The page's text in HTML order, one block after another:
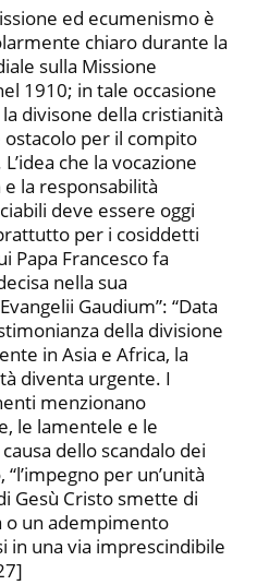
ed ecumenismo è
chiaro durante la
sulla Missione
1910; in tale occasione
divisone della cristianità
per il compito
che la vocazione
la responsabilità
deve essere oggi
per i cosiddetti
Papa Francesco fa
nella sua
Gaudium”: “Data
della divisione
in Asia e Africa, la
diventa urgente. I
menzionano
le lamentele e le
dello scandalo dei
per un’unità
Gesù Cristo smette di
o un adempimento
una via imprescindibile